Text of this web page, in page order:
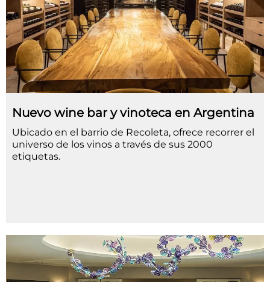
Nuevo wine bar y vinoteca en Argentina
Ubicado en el barrio de Recoleta, ofrece recorrer el
universo de los vinos a través de sus 2000
etiquetas.